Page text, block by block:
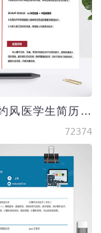
浅色系简约风医学生简历模板
72374